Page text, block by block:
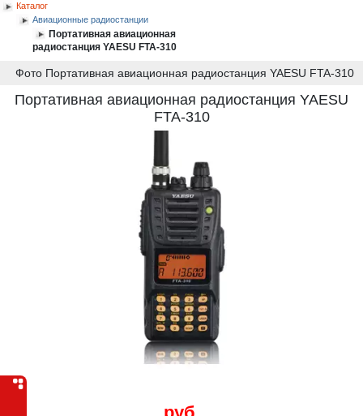
Каталог
Авиационные радиостанции
Портативная авиационная
радиостанция YAESU FTA-310
Фото Портативная авиационная радиостанция YAESU FTA-310
Портативная авиационная радиостанция YAESU
FTA-310